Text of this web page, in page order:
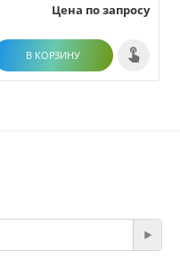
Цена по запросу
В КОРЗИНУ